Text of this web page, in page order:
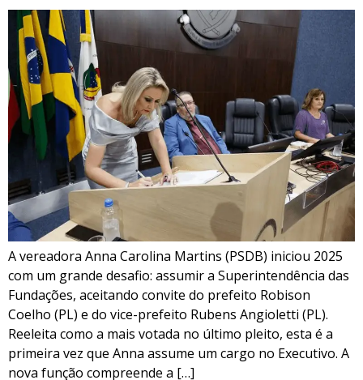
A vereadora Anna Carolina Martins (PSDB) iniciou 2025
com um grande desafio: assumir a Superintendência das
Fundações, aceitando convite do prefeito Robison
Coelho (PL) e do vice-prefeito Rubens Angioletti (PL).
Reeleita como a mais votada no último pleito, esta é a
primeira vez que Anna assume um cargo no Executivo. A
nova função compreende a […]